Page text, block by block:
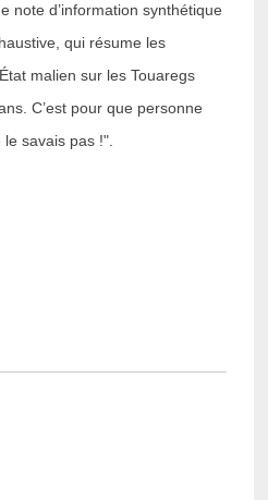
note d’information synthétique
qui résume les
malien sur les Touaregs
C’est pour que personne
savais pas !".